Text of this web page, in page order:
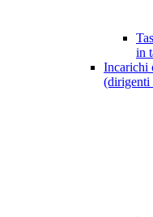
in
Incarichi
(dirigenti